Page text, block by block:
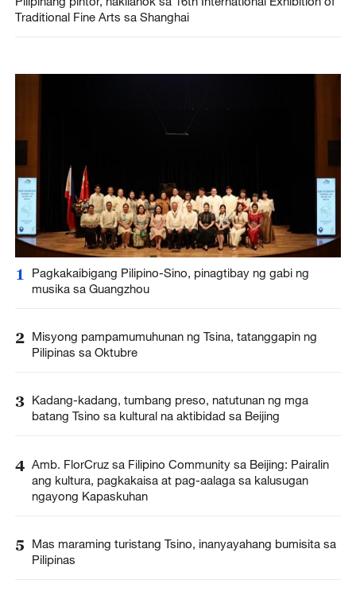
Traditional Fine Arts sa Shanghai
1
Pagkakaibigang Pilipino-Sino, pinagtibay ng gabi ng
musika sa Guangzhou
2 Misyong pampamumuhunan ng Tsina, tatanggapin ng
Pilipinas sa Oktubre
3 Kadang-kadang, tumbang preso, natutunan ng mga
batang Tsino sa kultural na aktibidad sa Beijing
4 Amb. FlorCruz sa Filipino Community sa Beijing: Pairalin
ang kultura, pagkakaisa at pag-aalaga sa kalusugan
ngayong Kapaskuhan
5
Mas maraming turistang Tsino, inanyayahang bumisita sa
Pilipinas